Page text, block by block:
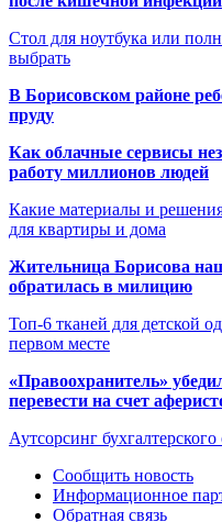
Стол для ноутбука или
выбрать
В Борисовском районе
пруду
Как облачные сервисы
работу миллионов людей
Какие материалы и
для квартиры и дома
Жительница Борисова
обратилась в милицию
Топ-6 тканей для детской
первом месте
«Правоохранитель»
перевести на счет
Аутсорсинг
Сообщить новость
Информационное
Обратная связь